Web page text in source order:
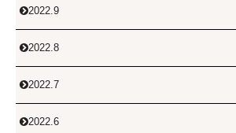
2022.9
2022.8
2022.7
2022.6